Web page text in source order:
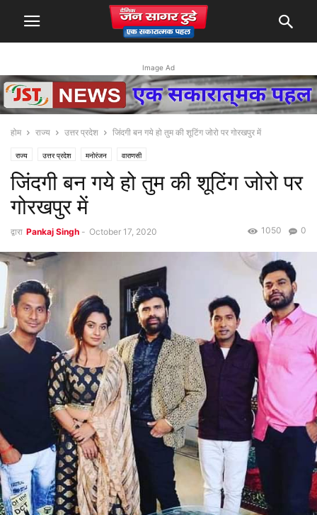
Image Ad
होम राज्य उत्तर प्रदेश जिंदगी बन गये हो तुम की शूटिंग जोरो पर गोरखपुर में
राज्य उत्तर प्रदेश मनोरंजन वाराणसी
जिंदगी बन गये हो तुम की शूटिंग जोरो पर
गोरखपुर में
द्वारा Pankaj Singh - October 17, 2020 0
1050